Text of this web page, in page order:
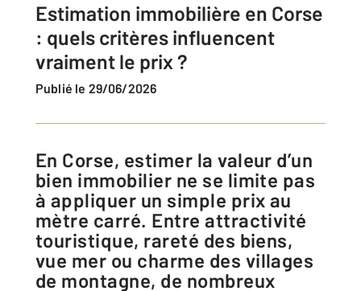
Estimation immobilière en Corse
: quels critères influencent
vraiment le prix ?
Publié le 29/06/2026
En Corse, estimer la valeur d’un
bien immobilier ne se limite pas
à appliquer un simple prix au
mètre carré. Entre attractivité
touristique, rareté des biens,
vue mer ou charme des villages
de montagne, de nombreux